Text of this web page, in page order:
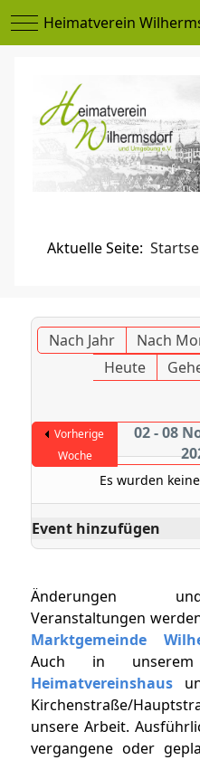
Mobile Menu Toggle
Heimatverein
Aktuelle Seite:
Nach Jahr Nach
Heute
Vorherige
Woche
02 - 08
Es wurden
Event hinzufügen
Änderungen
Veranstaltungen
Marktgemeinde
Auch in
Heimatvereinshaus
Kirchenstraße/
unsere Arbeit.
vergangene oder